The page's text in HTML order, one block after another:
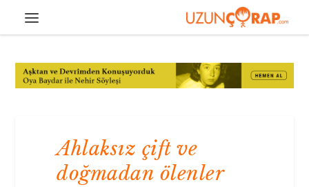
Ahlaksız çift ve
doğmadan ölenler